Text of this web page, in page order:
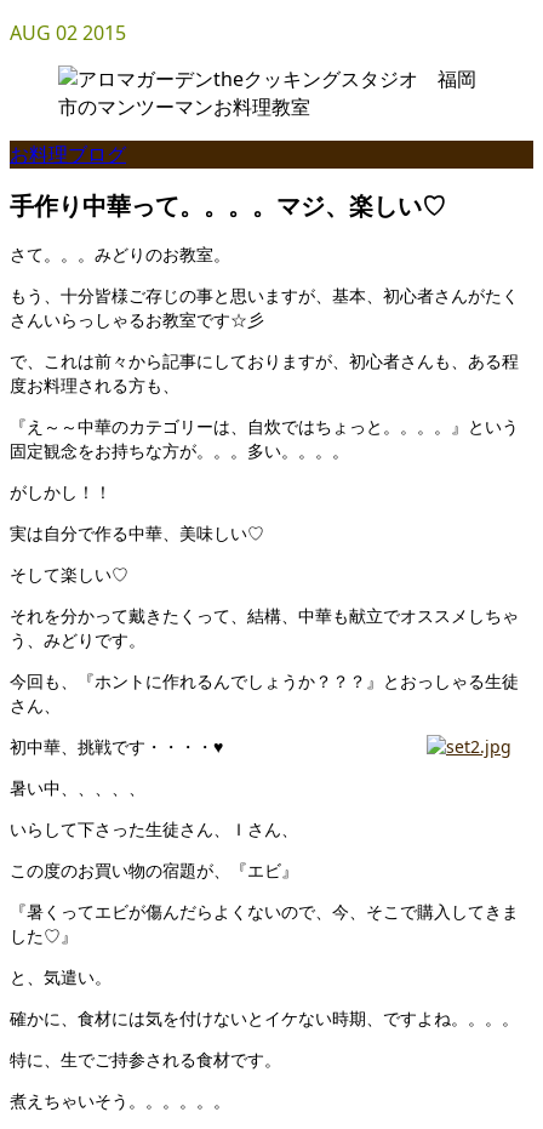
AUG 022015
お料理ブログ
手作り中華って。。。。マジ、楽しい♡
さて。。。みどりのお教室。
もう、十分皆様ご存じの事と思いますが、基本、初心者さんがたく
さんいらっしゃるお教室です☆彡
で、これは前々から記事にしておりますが、初心者さんも、ある程
度お料理される方も、
『え～～中華のカテゴリーは、自炊ではちょっと。。。。』という
固定観念をお持ちな方が。。。多い。。。。
がしかし！！
実は自分で作る中華、美味しい♡
そして楽しい♡
それを分かって戴きたくって、結構、中華も献立でオススメしちゃ
う、みどりです。
今回も、『ホントに作れるんでしょうか？？？』とおっしゃる生徒
さん、
初中華、挑戦です・・・・♥
暑い中、、、、、
いらして下さった生徒さん、Ｉさん、
この度のお買い物の宿題が、『エビ』
『暑くってエビが傷んだらよくないので、今、そこで購入してきま
した♡』
と、気遣い。
確かに、食材には気を付けないとイケない時期、ですよね。。。。
特に、生でご持参される食材です。
煮えちゃいそう。。。。。。